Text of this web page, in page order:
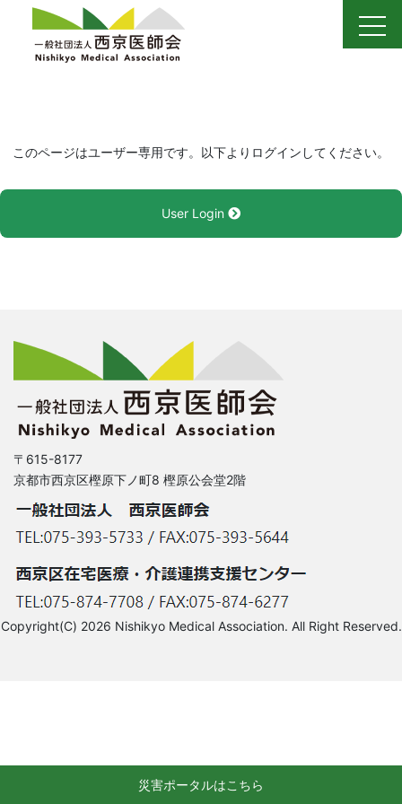
content
このページはユーザー専用です。以下よりログインしてください。
User Login
〒615-8177
京都市西京区樫原下ノ町8 樫原公会堂2階
Copyright(C) 2026 Nishikyo Medical Association. All Right Reserved.
災害ポータルはこちら